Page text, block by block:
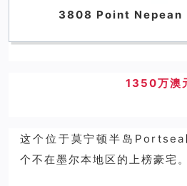
3808 Point Nepean
1350万澳
这个位于莫宁顿半岛Portsea
个不在墨尔本地区的上榜豪宅。